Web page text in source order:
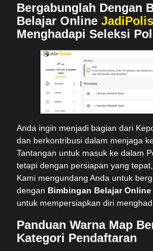
Bergabunglah Dengan
Belajar Online
Menghadapi Seleksi
Anda ingin menjadi bagian dari
dan berkontribusi dalam menjaga
Tantangan untuk masuk ke dalam
tetapi dengan persiapan yang
Kami mengundang Anda untuk
dengan Bimbingan Belajar
untuk mempersiapkan diri
Panduan Warna Map
Kategori Pendaftaran